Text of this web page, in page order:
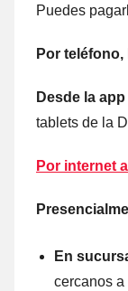
Puedes
Por teléfono,
Desde la
tablets dе la
Por internet
En
cercanos а